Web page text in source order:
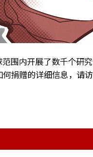
围内开展了数千个研
捐赠的详细信息，请